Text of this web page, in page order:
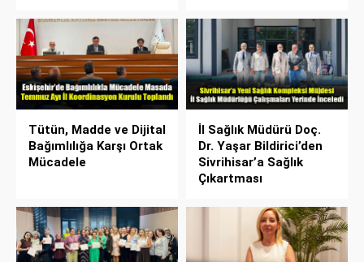
Tütün, Madde ve Dijital
Bağımlılığa Karşı Ortak
Mücadele
İl Sağlık Müdürü Doç.
Dr. Yaşar Bildirici’den
Sivrihisar’a Sağlık
Çıkartması